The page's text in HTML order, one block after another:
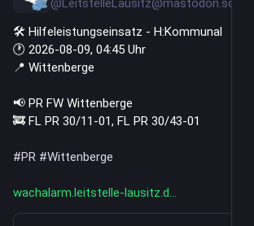
@LeitstelleLausitz@mastodon.social
🛠️ Hilfeleistungseinsatz - H:Kommunal
🕐 2026-08-09, 04:45 Uhr
📍 Wittenberge
📢 PR FW Wittenberge
🚒 FL PR 30/11-01, FL PR 30/43-01
#PR #Wittenberge
wachalarm.leitstelle-lausitz.d